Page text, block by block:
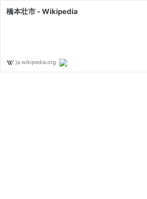
橋本壮市 - Wikipedia
ja.wikipedia.org